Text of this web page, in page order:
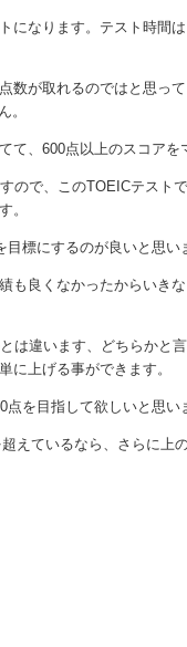
になります。テスト時間
数が取れるのではと思って
。
て、600点以上のスコアを
ので、このTOEICテスト
。
標にするのが良いと思い
も良くなかったからいき
は違います、どちらかと
に上げる事ができます。
を目指して欲しいと思い
えているなら、さらに上